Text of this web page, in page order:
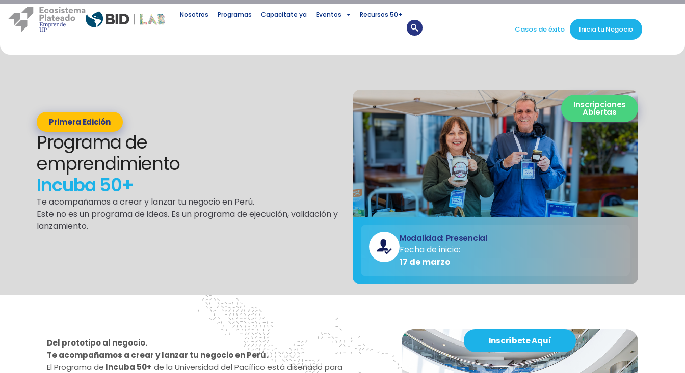
Nosotros Programas Capacítate ya Eventos Recursos 50+
Casos de éxito Inicia tu Negocio
Primera Edición
Programa de
emprendimiento
Incuba 50+
Te acompañamos a crear y lanzar tu negocio en Perú.
Este no es un programa de ideas. Es un programa de ejecución, validación y
lanzamiento.
Inscripciones
Abiertas
Modalidad: Presencial
Fecha de inicio:
17 de marzo
Del prototipo al negocio.
Te acompañamos a crear y lanzar tu negocio en Perú.
El Programa de Incuba 50+ de la Universidad del Pacífico está diseñado para
Inscríbete Aquí